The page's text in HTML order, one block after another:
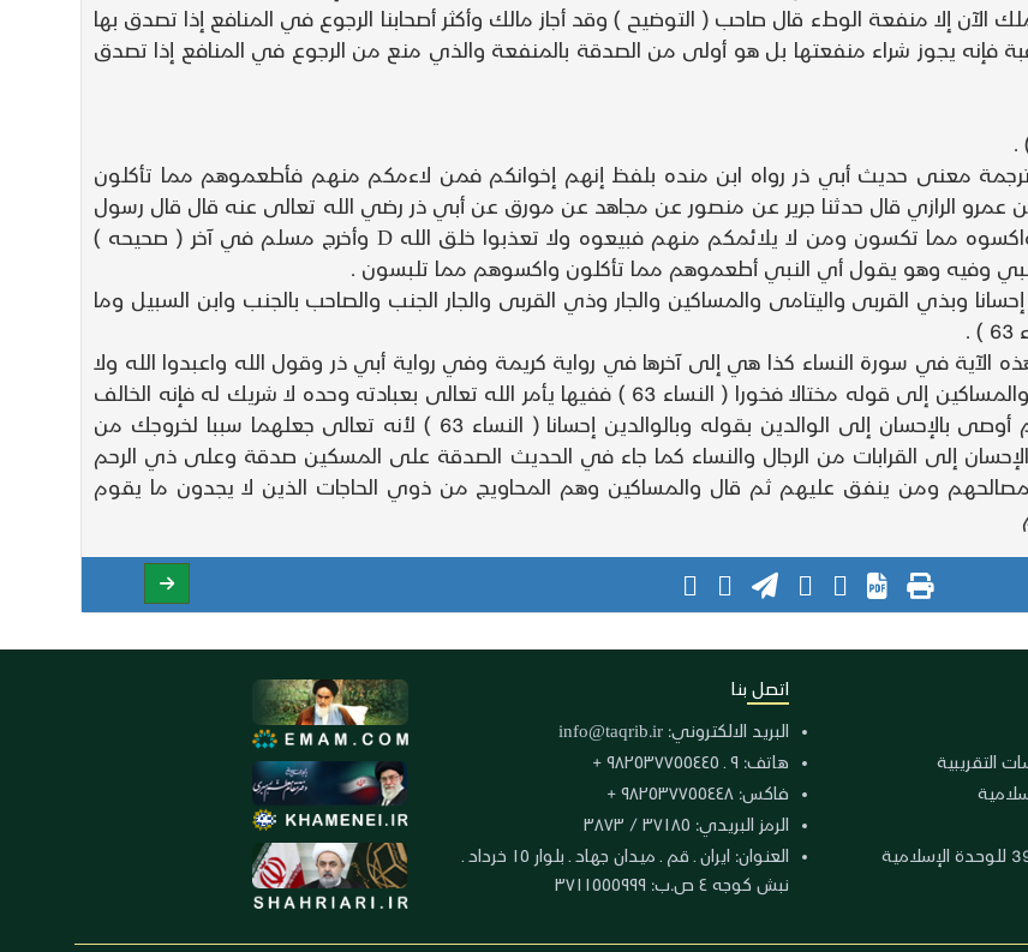
الآن إلا منفعة الوطء قال صاحب ( التوضيح ) وقد أجاز مالك وأكثر أصحابنا الرجوع في المنافع إذا تصدق بها
فإنه يجوز شراء منفعتها بل هو أولى من الصدقة بالمنفعة والذي منع من الرجوع في المنافع إذا تصدق
معنى حديث أبي ذر رواه ابن منده بلفظ إنهم إخوانكم فمن لاءمكم منهم فأطعموهم مما تأكلون
عمرو الرازي قال حدثنا جرير عن منصور عن مجاهد عن مورق عن أبي ذر رضي الله تعالى عنه قال قال رسول
الله من لاءمكم من مملوكيكم فأطعموه مما تأكلون واكسوه مما تكسون ومن لا يلائمكم منهم فبيعوه ولا تعذبوا خلق الله D وأخرج مسلم في آخر ( صحيحه )
وفيه وهو يقول أي النبي أطعموهم مما تأكلون واكسوهم مما تلبسون .
وبذي القربى واليتامى والمساكين والجار وذي القربى والجار الجنب والصاحب بالجنب وابن السبيل وما
في سورة النساء كذا هي إلى آخرها في رواية كريمة وفي رواية أبي ذر وقول الله واعبدوا الله ولا
تشركوا به شيئا وبالوالدين إحسانا وبذي القربى واليتامى والمساكين إلى قوله مختالا فخورا ( النساء 63 ) ففيها يأمر الله تعالى بعبادته وحده لا شريك له فإنه الخالف
الرازق المنعم المتفضل على خلقه في جميع الأحوال ثم أوصى بالإحسان إلى الوالدين بقوله وبالوالدين إحسانا ( النساء 63 ) لأنه تعالى جعلهما سببا لخروجك من
إلى القرابات من الرجال والنساء كما جاء في الحديث الصدقة على المسكين صدقة وعلى ذي الرحم
ومن ينفق عليهم ثم قال والمساكين وهم المحاويج من ذوي الحاجات الذين لا يجدون ما يقوم
التقريبية
اتصل بنا
البريد الالكتروني: info@taqrib.ir
هاتف: ٩ ـ ٩٨٢٥٣٧٧٥٥٤٤٥ +
فاكس: ٩٨٢٥٣٧٧٥٥٤٤٨ +
الرمز البريدي: ٣٧١٨٥ / ٣٨٧٣
العنوان: ايران ـ قم ـ ميدان جهاد ـ بلوار ١٥ خرداد ـ
نبش كوجه ٤ ص.ب: ٣٧١١٥٥٥٩٩٩